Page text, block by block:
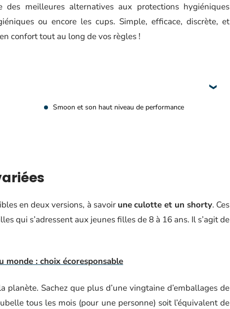
meilleures alternatives aux protections hygiéniques
ou encore les cups. Simple, efficace, discrète, et
confort tout au long de vos règles !
Smoon et son haut niveau de performance
en deux versions, à savoir uneculotte et un shorty. Ces
qui s’adressent aux jeunes filles de 8 à 16 ans. Il s’agit de
monde : choix écoresponsable
Sachez que plus d’une vingtaine d’emballages de
tous les mois (pour une personne) soit l’équivalent de